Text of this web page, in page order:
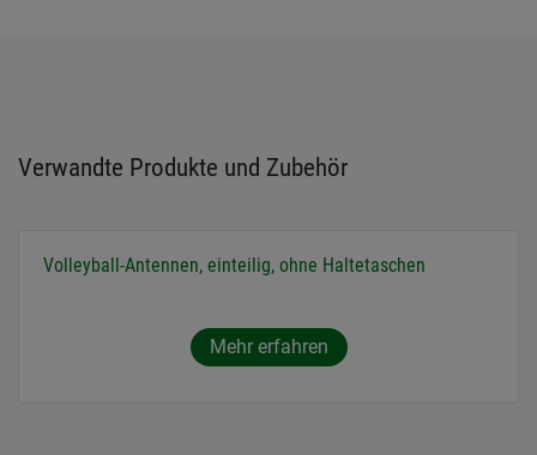
Verwandte Produkte und Zubehör
Volleyball-Antennen, einteilig, ohne Haltetaschen
Mehr erfahren